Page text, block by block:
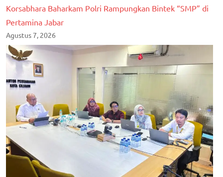
Korsabhara Baharkam Polri Rampungkan Bintek “SMP” di
Pertamina Jabar
Agustus 7, 2026